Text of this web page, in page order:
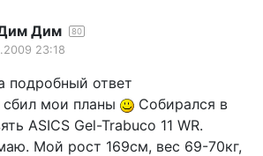
Дим 80
23:18
подробный ответ
сбил мои планы
Собирался в
ASICS Gel-Trabuco 11 WR.
Мой рост 169см, вес 69-70кг,